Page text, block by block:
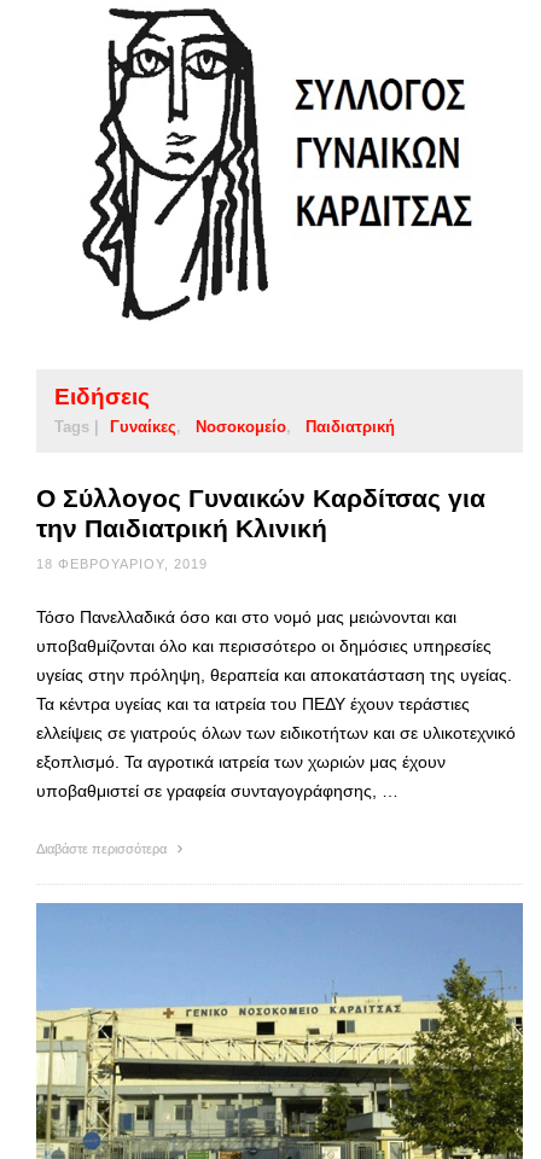
Ειδήσεις
Tags | Γυναίκες Νοσοκομείο Παιδιατρική
Ο Σύλλογος Γυναικών Καρδίτσας για
την Παιδιατρική Κλινική
18 ΦΕΒΡΟΥΑΡΊΟΥ, 2019
Τόσο Πανελλαδικά όσο και στο νομό μας μειώνονται και
υποβαθμίζονται όλο και περισσότερο οι δημόσιες υπηρεσίες
υγείας στην πρόληψη, θεραπεία και αποκατάσταση της υγείας.
Τα κέντρα υγείας και τα ιατρεία του ΠΕΔΥ έχουν τεράστιες
ελλείψεις σε γιατρούς όλων των ειδικοτήτων και σε υλικοτεχνικό
εξοπλισμό. Τα αγροτικά ιατρεία των χωριών μας έχουν
υποβαθμιστεί σε γραφεία συνταγογράφησης, …
Διαβάστε περισσότερα